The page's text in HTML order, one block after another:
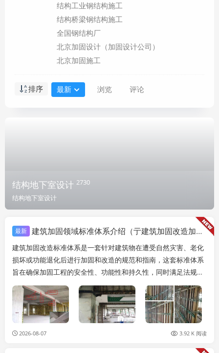
结构工业钢结构施工
结构桥梁钢结构施工
全国钢结构厂
北京加固设计（加固设计公司）
北京加固施工
排序 最新 浏览 评论
结构地下室设计 2730
结构地下室设计
最新 建筑加固领域标准体系介绍（亍建筑加固改造加固改造标准体系是什么）
建筑加固改造标准体系是一套针对建筑物在遭受自然灾害、老化
损坏或功能退化后进行加固和改造的规范和指南，这套标准体系
旨在确保加固工程的安全性、功能性和持久性，同时满足法规要
求和提高建筑的整体性能。，该体系通常包括以下几个...
2026-08-07 3.92 K 阅读